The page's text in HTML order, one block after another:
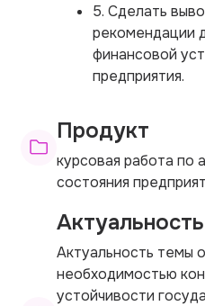
5. Сделать
рекомендации
финансовой
предприятия.
Продукт
курсовая работа по
состояния
Актуальность
Актуальность темы
необходимостью
устойчивости